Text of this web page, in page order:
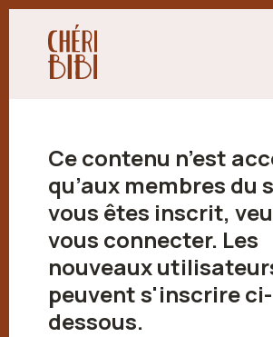
Ce contenu n’est
qu’aux membres du
vous êtes inscrit,
vous connecter. Les
nouveaux
peuvent s'inscrire ci-
dessous.